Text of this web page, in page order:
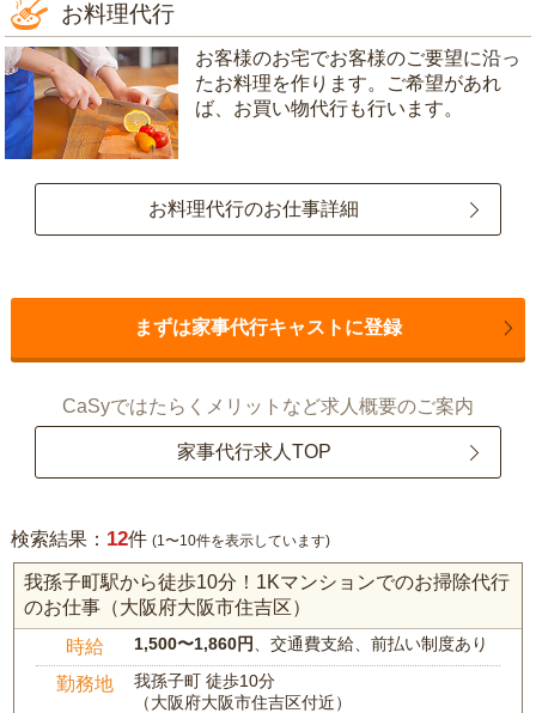
お料理代行
お客様のお宅でお客様のご要望に沿っ
たお料理を作ります。ご希望があれ
ば、お買い物代行も行います。
お料理代行のお仕事詳細
まずは家事代行キャストに登録
CaSyではたらくメリットなど求人概要のご案内
家事代行求人TOP
検索結果： 12件 (1〜10件を表示しています)
我孫子町駅から徒歩10分！1Kマンションでのお掃除代行
のお仕事（大阪府大阪市住吉区）
時給 1,500〜1,860円 、交通費支給、前払い制度あり
勤務地
我孫子町 徒歩10分
（大阪府大阪市住吉区付近）